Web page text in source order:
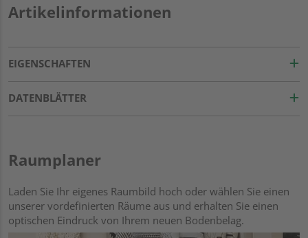
Artikelinformationen
EIGENSCHAFTEN
DATENBLÄTTER
Raumplaner
Laden Sie Ihr eigenes Raumbild hoch oder wählen Sie einen
unserer vordefinierten Räume aus und erhalten Sie einen
optischen Eindruck von Ihrem neuen Bodenbelag.